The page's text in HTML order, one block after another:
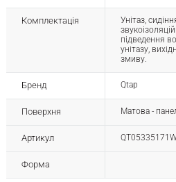
Комплектація
Унітаз,
підведення
унітазу,
змиву.
Бренд Qtap
Поверхня Матова -
Артикул
Форма